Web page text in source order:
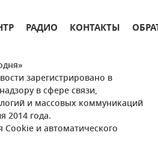
РАДИО КОНТАКТЫ
зарегистрировано в
в сфере связи,
и массовых коммуникаций
2014 года.
и автоматического